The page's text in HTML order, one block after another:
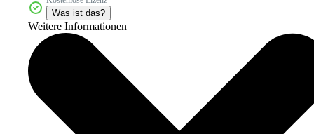
Was ist das?
Weitere Informationen